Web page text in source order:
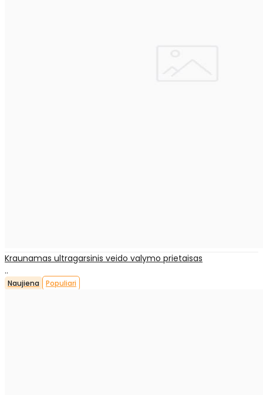
Kraunamas ultragarsinis veido valymo prietaisas
..
Naujiena Populiari